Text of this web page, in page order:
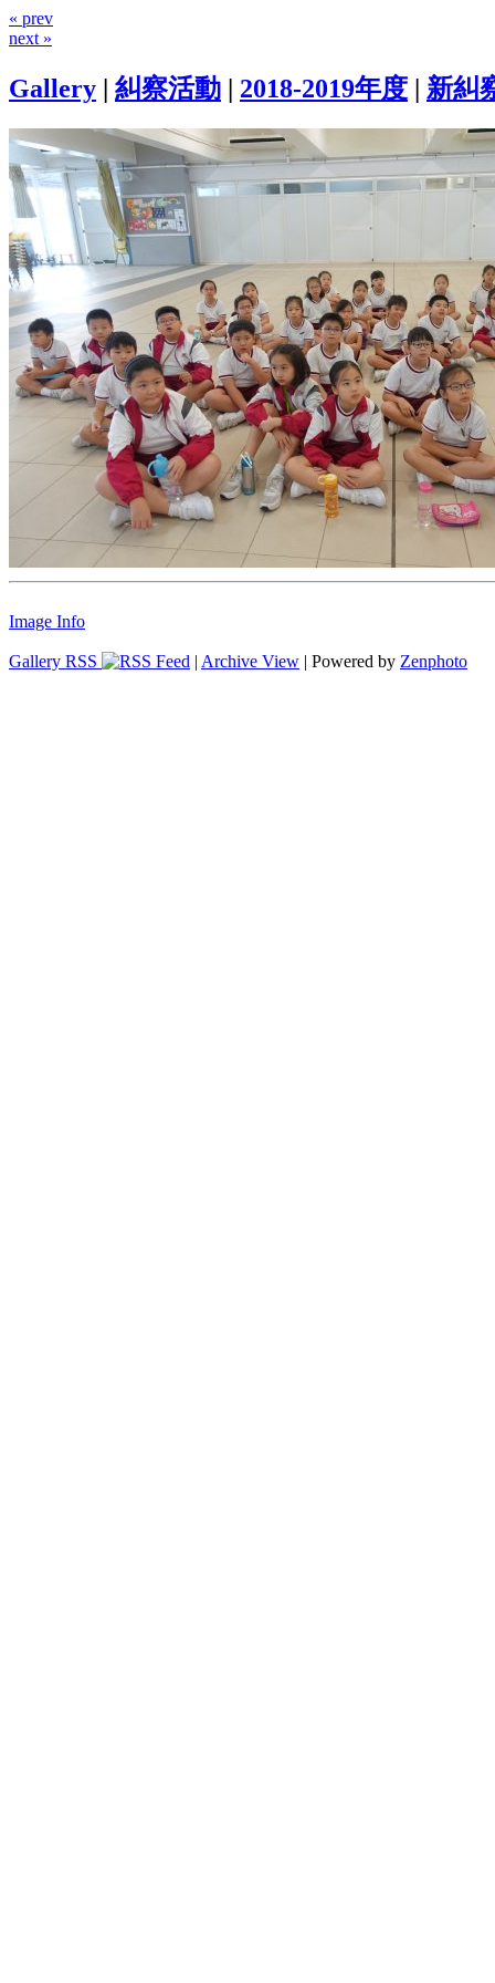
« prev
next »
Gallery | 糾察活動 | 2018-2019年度 | 新糾
Image Info
Gallery RSS | Archive View | Powered by Zenphoto